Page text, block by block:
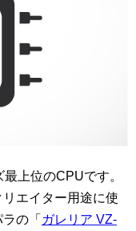
上位のCPUです。
エイター用途に使
の「 ガレリア VZ-